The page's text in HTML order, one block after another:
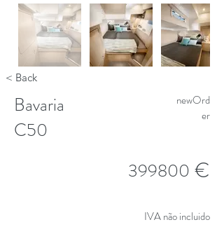
< Back
Bavaria
C50
newOrd
er
399800 €
IVA não incluido